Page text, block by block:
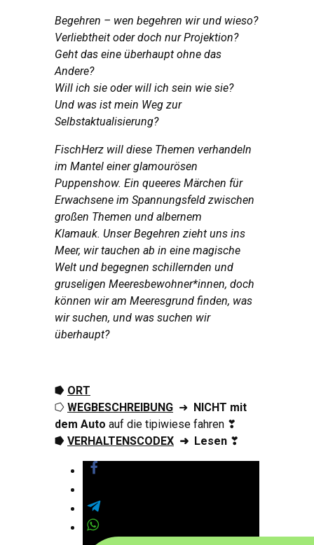
Begehren – wen begehren wir und wieso?
Verlieb­theit oder doch nur Projektion?
Geht das eine über­haupt ohne das
Andere?
Will ich sie oder will ich sein wie sie?
Und was ist mein Weg zur
Selbstaktualisierung?
Fisch­Herz will diese Themen verhandeln
im Mantel einer glamou­rösen
Puppenshow. Ein queeres Märchen für
Erwachsene im Spannungs­feld zwischen
großen Themen und albernem
Klamauk. Unser Begehren zieht uns ins
Meer, wir tauchen ab in eine magische
Welt und begegnen schillernden und
gruseligen Meeres­bewohner*innen, doch
können wir am Meeres­grund finden, was
wir suchen, und was suchen wir
überhaupt?
⭓ ORT
⭔ WEGBESCHREIBUNG ➜ NICHT mit
dem Auto auf die tipiwiese fahren ❣
⭓ VERHALTENSCODEX ➜ Lesen ❣